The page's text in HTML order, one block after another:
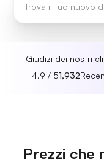
Giudizi dei nostri
4.9 / 51,932
Prezzi che